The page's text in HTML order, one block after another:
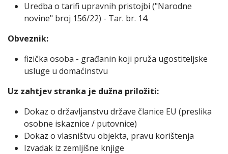
Uredba o tarifi upravnih pristojbi ("Narodne
novine" broj 156/22) - Tar. br. 14.
Obveznik:
fizička osoba - građanin koji pruža ugostiteljske
usluge u domaćinstvu
Uz zahtjev stranka je dužna priložiti:
Dokaz o državljanstvu države članice EU (preslika
osobne iskaznice / putovnice)
Dokaz o vlasništvu objekta, pravu korištenja
Izvadak iz zemljišne knjige